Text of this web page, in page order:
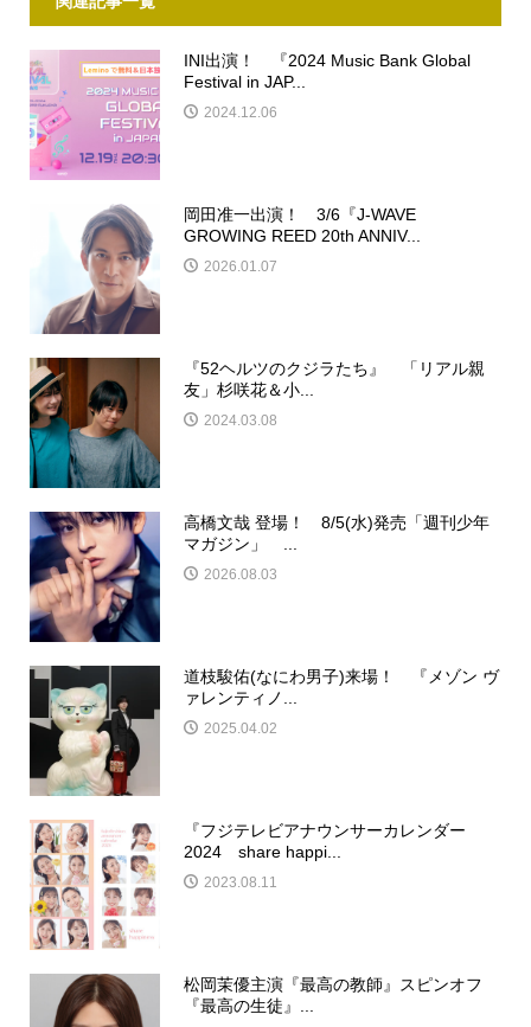
INI出演！ 『2024 Music Bank Global
Festival in JAP...
2024.12.06
岡田准一出演！ 3/6『J-WAVE
GROWING REED 20th ANNIV...
2026.01.07
『52ヘルツのクジラたち』 「リアル親
友」杉咲花＆小...
2024.03.08
高橋文哉 登場！ 8/5(水)発売「週刊少年
マガジン」 ...
2026.08.03
道枝駿佑(なにわ男子)来場！ 『メゾン ヴ
ァレンティノ...
2025.04.02
『フジテレビアナウンサーカレンダー
2024 share happi...
2023.08.11
松岡茉優主演『最高の教師』スピンオフ
『最高の生徒』...